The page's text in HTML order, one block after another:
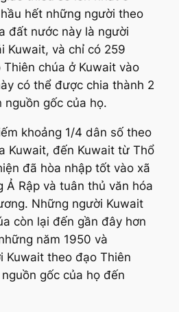
hết những người theo
đất nước này là người
Kuwait, và chỉ có 259
chúa ở Kuwait vào
có thể được chia thành 2
gốc của họ.
khoảng 1/4 dân số theo
Kuwait, đến Kuwait từ Thổ
đã hòa nhập tốt vào xã
Ả Rập và tuân thủ văn hóa
Những người Kuwait
còn lại đến gần đây hơn
năm 1950 và
Kuwait theo đạo Thiên
gốc của họ đến